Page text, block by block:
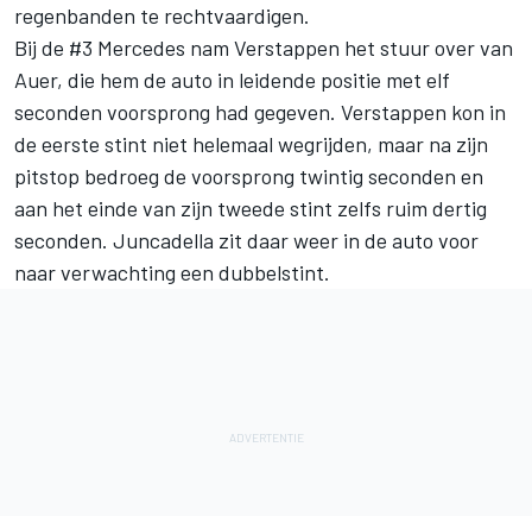
regenbanden te rechtvaardigen.
Bij de #3 Mercedes nam Verstappen het stuur over van
Auer, die hem de auto in leidende positie met elf
seconden voorsprong had gegeven. Verstappen kon in
de eerste stint niet helemaal wegrijden, maar na zijn
pitstop bedroeg de voorsprong twintig seconden en
aan het einde van zijn tweede stint zelfs ruim dertig
seconden. Juncadella zit daar weer in de auto voor
naar verwachting een dubbelstint.